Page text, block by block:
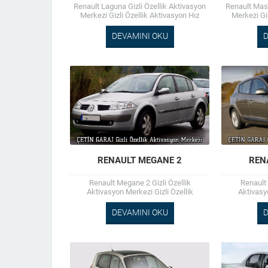
Renault Laguna Gizli Özellik Aktivasyon
Merkezi Gizli Özellik Aktivasyon Hız
Sabitleme (Cruise Control) Bluetooth Aux
Montaj Kamera Montaj Chip Tuning...
DEVAMINI OKU
Renault
Merkezi
Sabitleme
Montaj
RENAULT MEGANE 2
Renault Megane 2 Gizli Özellik
Aktivasyon Merkezi Gizli Özellik
Aktivasyon Hız Sabitleme (Cruise
Control) Bluetooth Aux Montaj Kamera
Montaj Chip...
DEVAMINI OKU
Control)